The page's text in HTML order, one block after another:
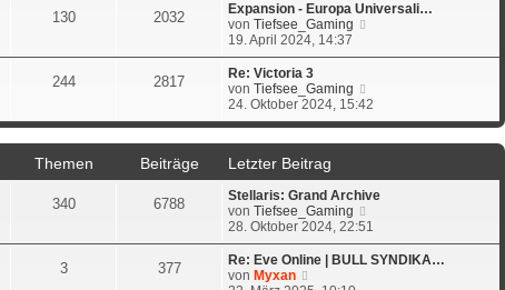
a
g
r
B
e
r
a
g
e
s
t
e
r
B
e
i
t
r
a
130 2032
Expansion - Europa Universali…
von Tiefsee_Gaming
u
t
r
B
i
t
a
g
19. April 2024, 14:37
244 2817
Re: Victoria 3
von Tiefsee_Gaming
e
u
e
r
e
i
t
24. Oktober 2024, 15:42
Themen Beiträge
Letzter Beitrag
340 6788
Stellaris: Grand Archive
von Tiefsee_Gaming
e
u
e
28. Oktober 2024, 22:51
3 377
Re: Eve Online | BULL SYNDIKA…
von Myxan